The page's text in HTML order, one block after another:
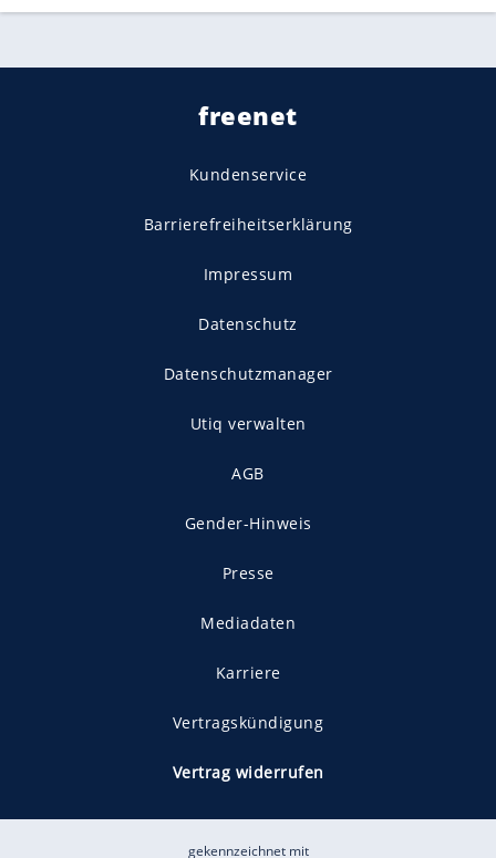
freenet
Kundenservice
Barrierefreiheitserklärung
Impressum
Datenschutz
Datenschutzmanager
Utiq verwalten
AGB
Gender-Hinweis
Presse
Mediadaten
Karriere
Vertragskündigung
Vertrag widerrufen
gekennzeichnet mit